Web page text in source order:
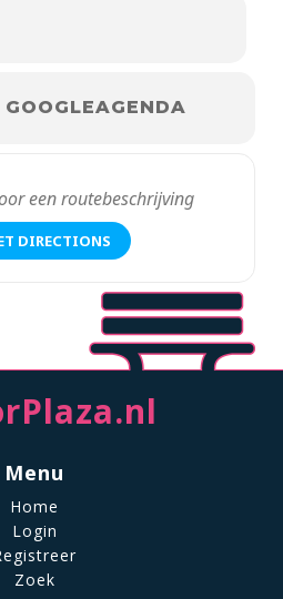
GOOGLEAGENDA
DIRECTIONS
Menu
Home
Login
Zoek